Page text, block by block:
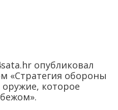
опубликовал
«Стратегия обороны
оружие, которое